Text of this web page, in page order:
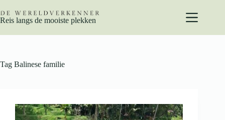
naar
de
Reis langs de mooiste plekken
Tag Balinese familie